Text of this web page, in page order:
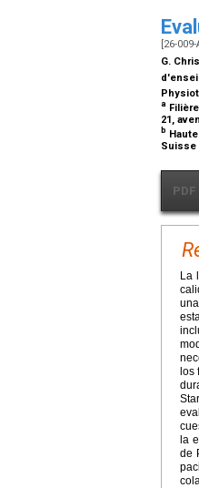
[26-
G.
a
21,
b
Suisse
PDF
La
los
la
de